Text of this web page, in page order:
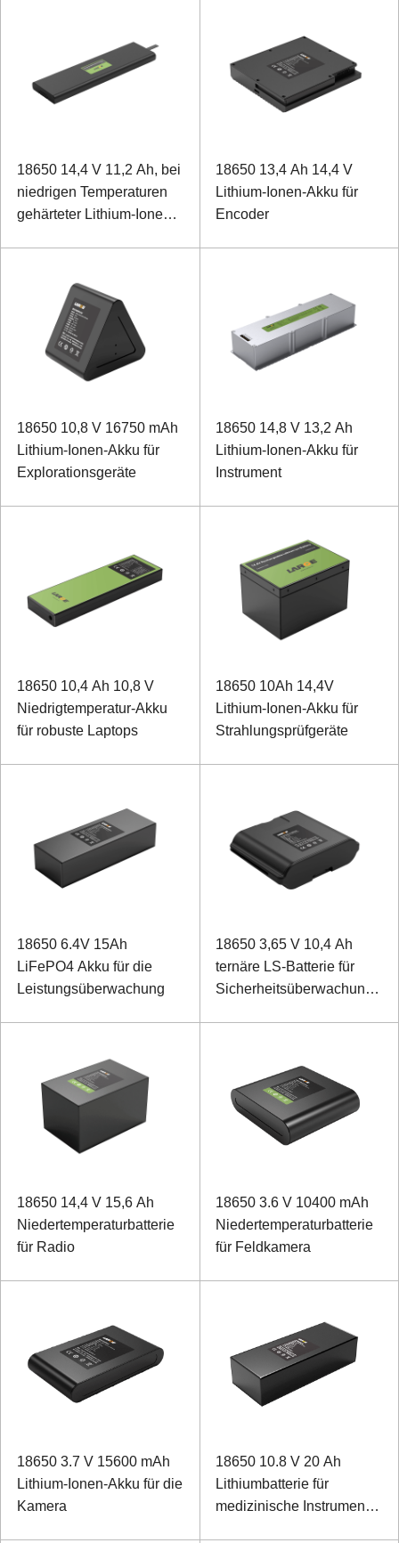
18650 14,4 V 11,2 Ah, bei
niedrigen Temperaturen
gehärteter Lithium-Ionen-
18650 13,4 Ah 14,4 V
Lithium-Ionen-Akku für
Encoder
18650 10,8 V 16750 mAh
Lithium-Ionen-Akku für
Explorationsgeräte
18650 14,8 V 13,2 Ah
Lithium-Ionen-Akku für
Instrument
18650 10,4 Ah 10,8 V
Niedrigtemperatur-Akku
für robuste Laptops
18650 10Ah 14,4V
Lithium-Ionen-Akku für
Strahlungsprüfgeräte
18650 6.4V 15Ah
LiFePO4 Akku für die
Leistungsüberwachung
18650 3,65 V 10,4 Ah
ternäre LS-Batterie für
18650 14,4 V 15,6 Ah
Niedertemperaturbatterie
für Radio
18650 3.6 V 10400 mAh
Niedertemperaturbatterie
für Feldkamera
18650 3.7 V 15600 mAh
Lithium-Ionen-Akku für die
Kamera
18650 10.8 V 20 Ah
Lithiumbatterie für
medizinische Instrumente